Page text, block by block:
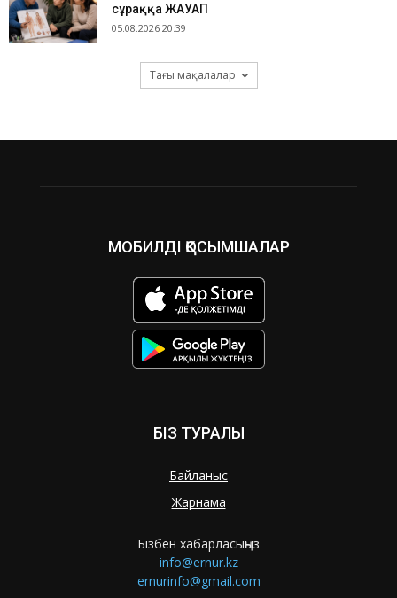
сұраққа ЖАУАП
05.08.2026 20:39
Тағы мақалалар
МОБИЛДІ ҚОСЫМШАЛАР
БІЗ ТУРАЛЫ
Байланыс
Жарнама
Бізбен хабарласыңыз
info@ernur.kz
ernurinfo@gmail.com